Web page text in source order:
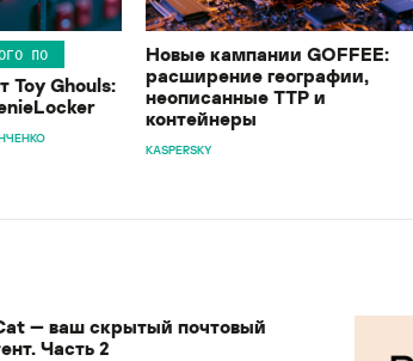
ПО
Toy Ghouls:
Новые кампании GOFFEE:
расширение географии,
неописанные TTP и
контейнеры
KASPERSKY
— ваш скрытый почтовый
Часть 2